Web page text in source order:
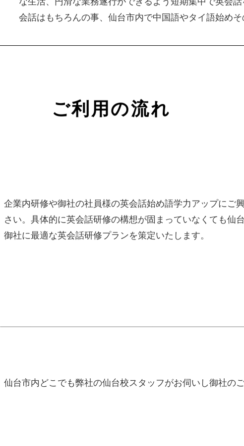
会話はもちろんの事、仙台市内で中国語やタイ語始めそ
ご利用の流れ
企業内研修や御社の社員様の英会話始め語学力アップにご
さい。具体的に英会話研修の構想が固まっていなくても仙
御社に最適な英会話研修プランを策定いたします。
仙台市内どこでも弊社の仙台校スタッフがお伺いし御社の